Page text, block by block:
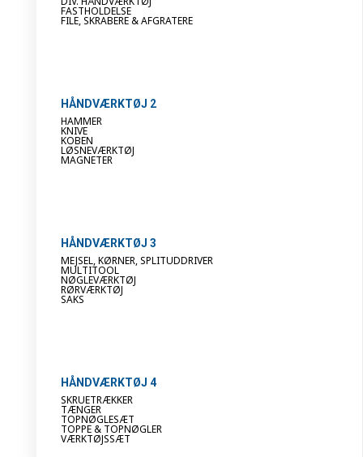
FASTHOLDELSE
FILE, SKRABERE & AFGRATERE
HÅNDVÆRKTØJ 2
HAMMER
KNIVE
KOBEN
LØSNEVÆRKTØJ
MAGNETER
HÅNDVÆRKTØJ 3
MEJSEL, KØRNER, SPLITUDDRIVER
MULTITOOL
NØGLEVÆRKTØJ
RØRVÆRKTØJ
SAKS
HÅNDVÆRKTØJ 4
SKRUETRÆKKER
TÆNGER
TOPNØGLESÆT
TOPPE & TOPNØGLER
VÆRKTØJSSÆT